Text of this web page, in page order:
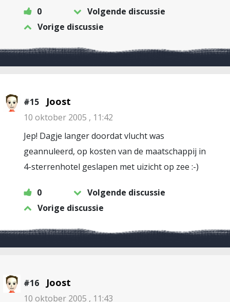
0
Volgende discussie
Vorige discussie
#15 Joost
10 oktober 2005 , 11:42
Jep! Dagje langer doordat vlucht was
geannuleerd, op kosten van de maatschappij in
4-sterrenhotel geslapen met uizicht op zee :-)
0
Volgende discussie
Vorige discussie
#16 Joost
10 oktober 2005 , 11:43